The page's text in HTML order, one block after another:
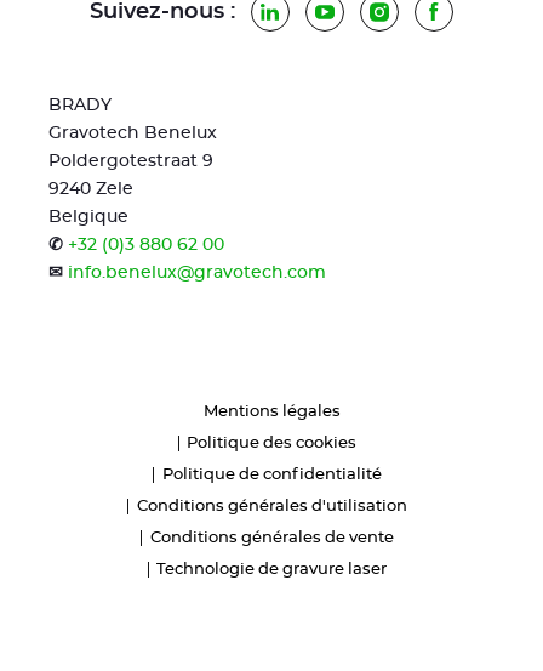
Suivez-nous : LinkedInYouTubeInstagramFacebook
BRADY
Gravotech Benelux
Poldergotestraat 9
9240 Zele
Belgique
✆ +32 (0)3 880 62 00
✉ info.benelux@gravotech.com
Mentions légales
Politique des cookies
Politique de confidentialité
Conditions générales d'utilisation
Conditions générales de vente
Technologie de gravure laser